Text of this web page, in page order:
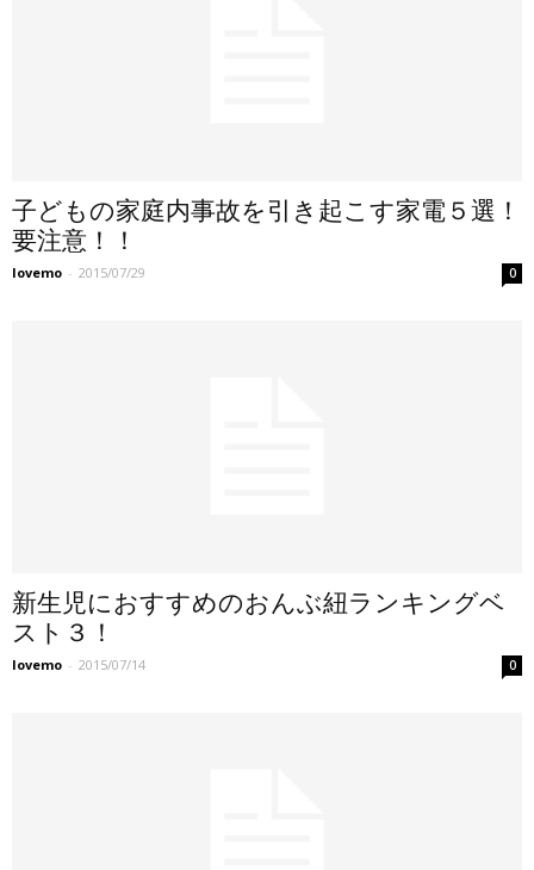
子どもの家庭内事故を引き起こす家電５選！
要注意！！
lovemo - 2015/07/29 0
新生児におすすめのおんぶ紐ランキングベ
スト３！
lovemo - 2015/07/14 0